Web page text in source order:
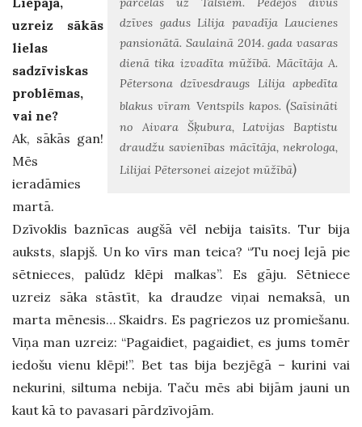
dzīves gadus Lilija pavadīja Laucienes
pansionātā. Saulainā 2014. gada vasaras
dienā tika izvadīta mūžībā. Mācītāja A.
Pētersona dzīvesdraugs Lilija apbedīta
blakus vīram Ventspils kapos. (Saīsināti
no Aivara Šķubura, Latvijas Baptistu
draudžu savienības mācītāja, nekrologa,
Lilijai Pētersonei aizejot mūžībā)
uzreiz sākās
lielas
sadzīviskas
problēmas,
vai ne?
Ak, sākās gan!
Mēs
ieradāmies
martā.
Dzīvoklis baznīcas augšā vēl nebija taisīts. Tur bija
auksts, slapjš. Un ko vīrs man teica? “Tu noej lejā pie
sētnieces, palūdz klēpi malkas”. Es gāju. Sētniece
uzreiz sāka stāstīt, ka draudze viņai nemaksā, un
marta mēnesis… Skaidrs. Es pagriezos uz promiešanu.
Viņa man uzreiz: “Pagaidiet, pagaidiet, es jums tomēr
iedošu vienu klēpi!”. Bet tas bija bezjēgā – kurini vai
nekurini, siltuma nebija. Taču mēs abi bijām jauni un
kaut kā to pavasari pārdzīvojām.